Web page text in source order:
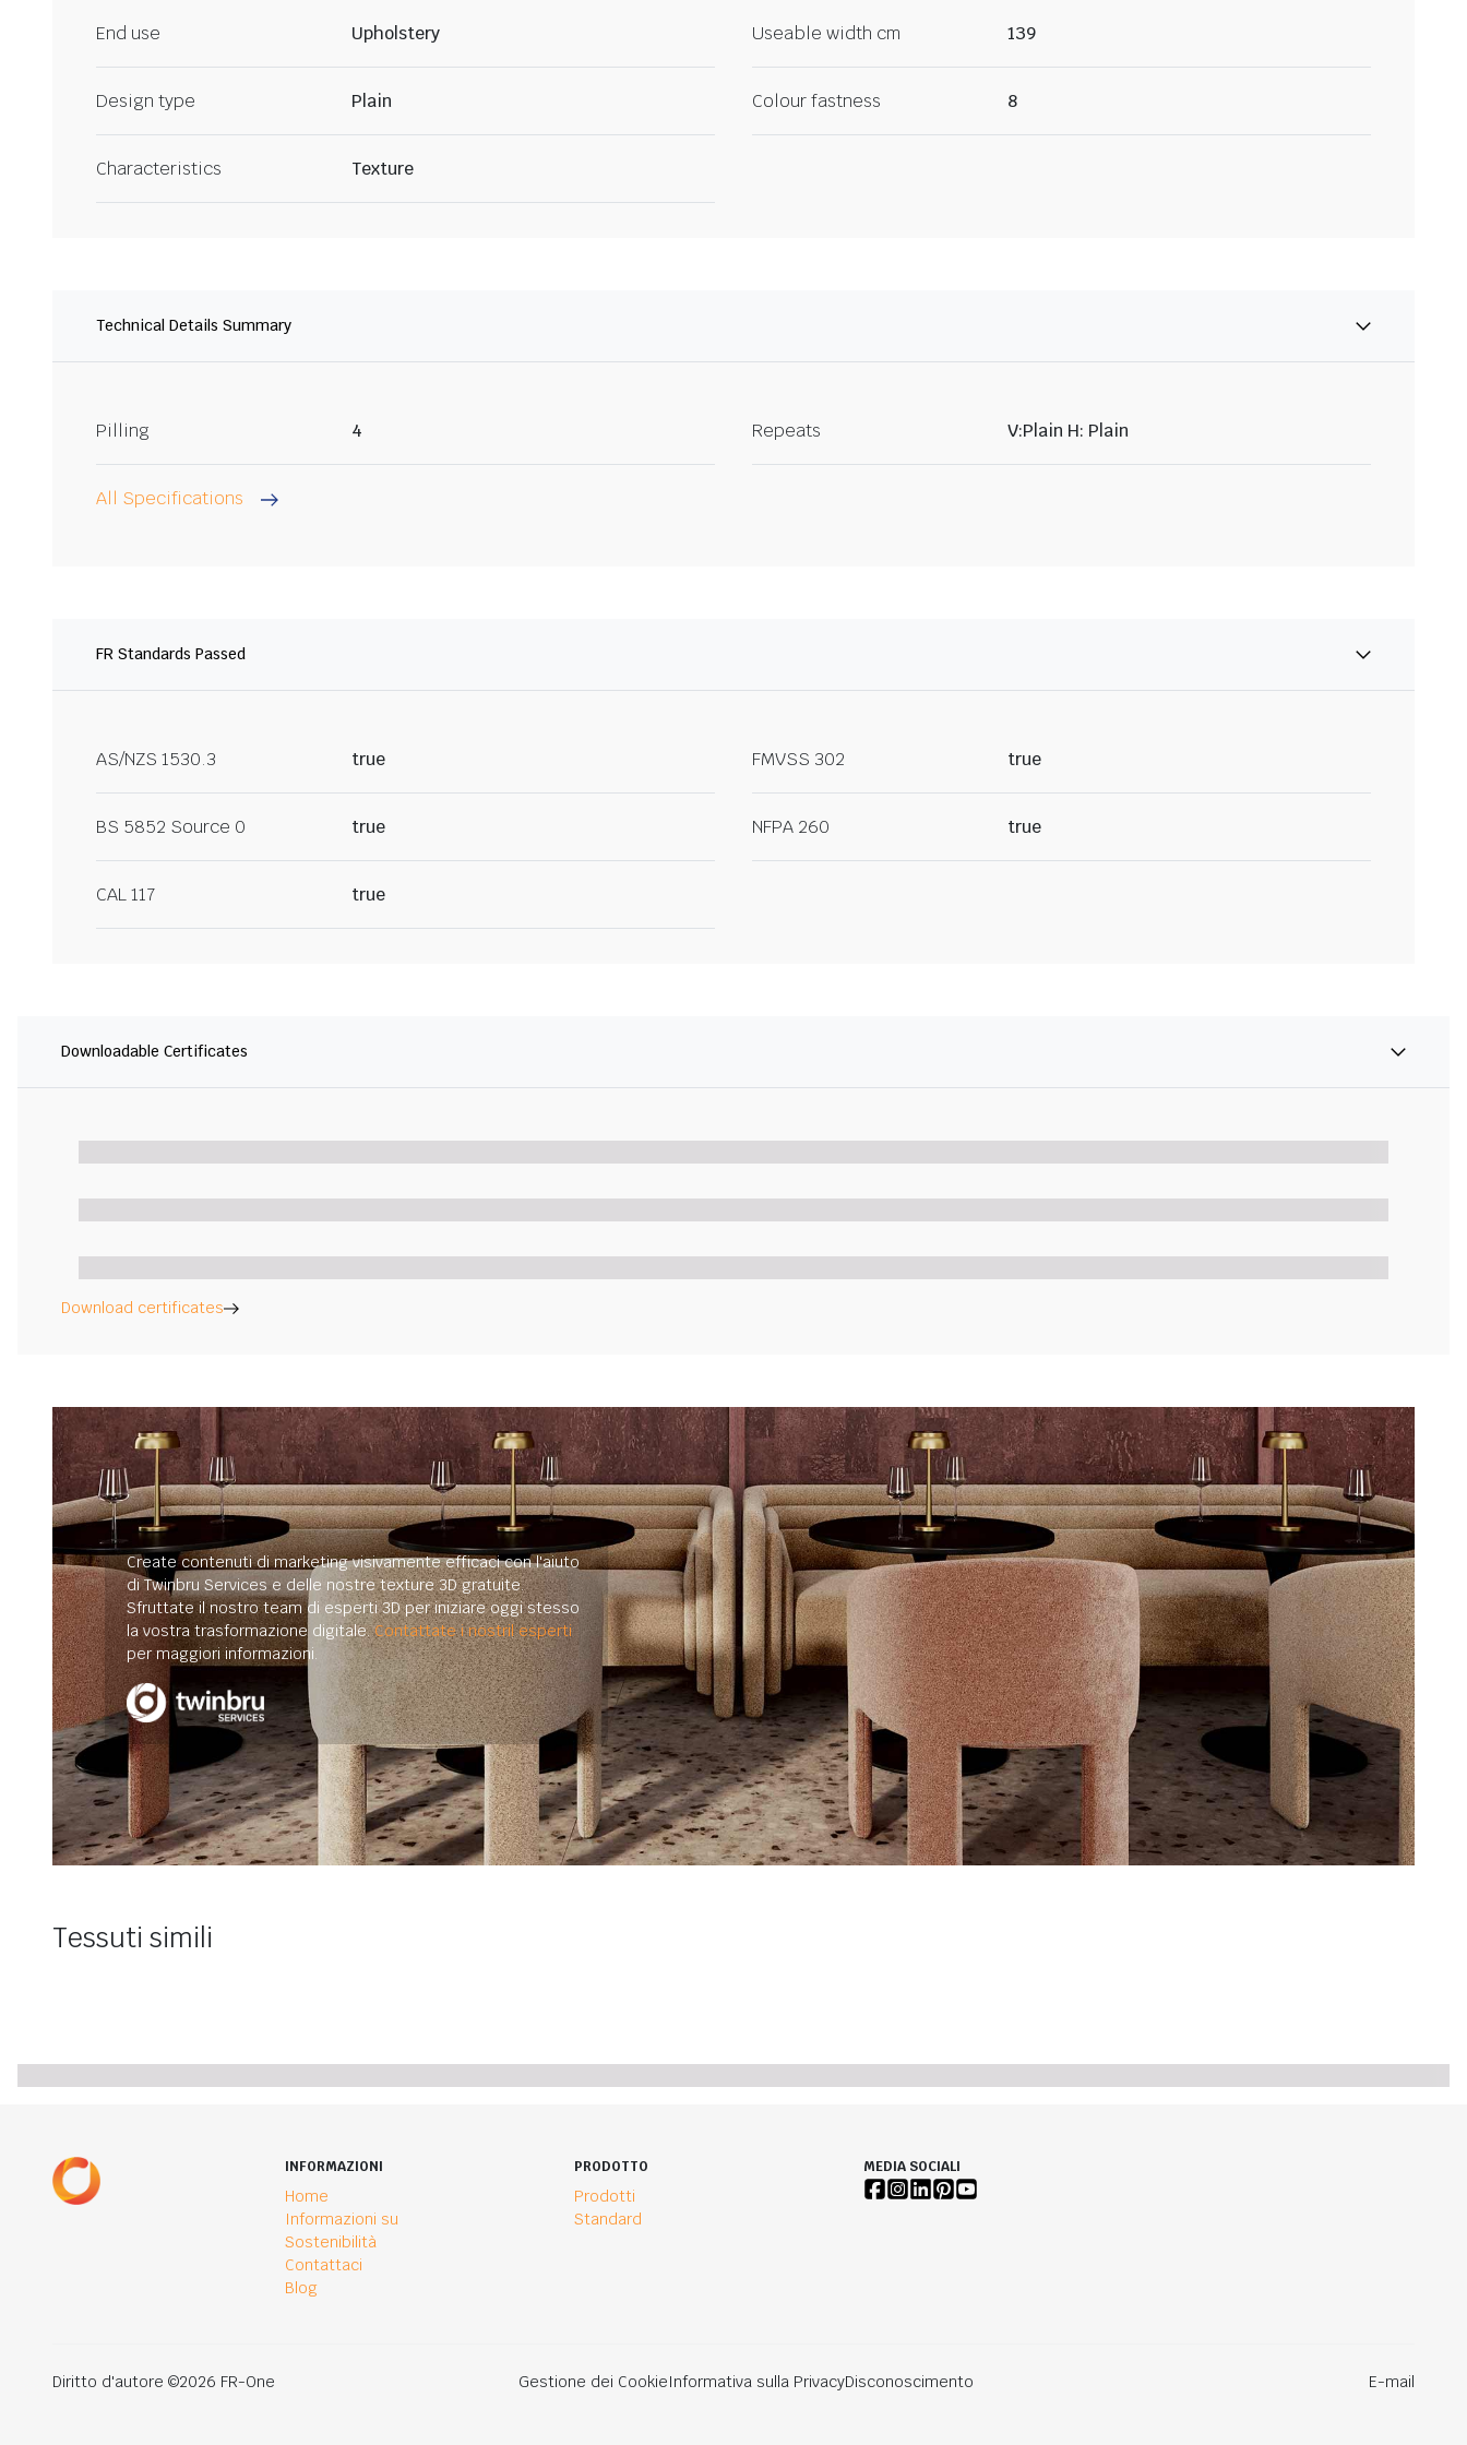
End use Upholstery Useable width cm 139
Design type Plain Colour fastness 8
Characteristics Texture
Technical Details Summary
Pilling 4 Repeats V:Plain H: Plain
All Specifications
FR Standards Passed
AS/NZS 1530.3 true FMVSS 302 true
BS 5852 Source 0 true NFPA 260 true
CAL 117 true
Downloadable Certificates
Download certificates
Create contenuti di marketing visivamente efficaci con l'aiuto
di Twinbru Services e delle nostre texture 3D gratuite.
Sfruttate il nostro team di esperti 3D per iniziare oggi stesso
la vostra trasformazione digitale.Contattate i nostril esperti
per maggiori informazioni.
Tessuti simili
INFORMAZIONI
Home
Informazioni su
Sostenibilità
Contattaci
Blog
PRODOTTO
Prodotti
Standard
MEDIA SOCIALI
Diritto d'autore ©2026 FR-One Gestione dei CookieInformativa sulla PrivacyDisconoscimento E-mail